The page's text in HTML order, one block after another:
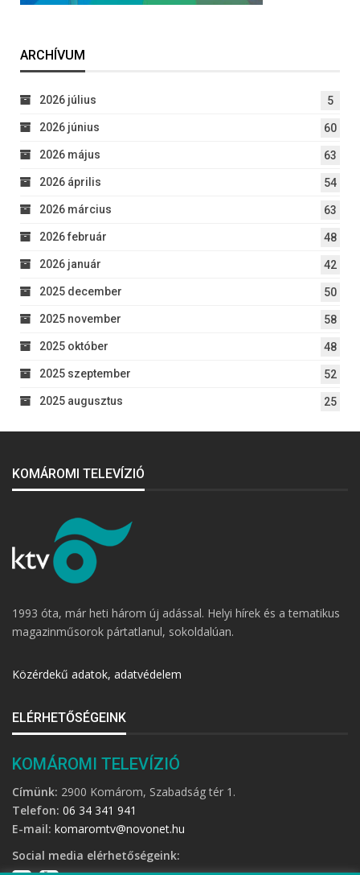
ARCHÍVUM
2026 július 5
2026 június 60
2026 május 63
2026 április 54
2026 március 63
2026 február 48
2026 január 42
2025 december 50
2025 november 58
2025 október 48
2025 szeptember 52
2025 augusztus 25
KOMÁROMI TELEVÍZIÓ
1993 óta, már heti három új adással. Helyi hírek és a tematikus
magazinműsorok pártatlanul, sokoldalúan.
Közérdekű adatok, adatvédelem
ELÉRHETŐSÉGEINK
KOMÁROMI TELEVÍZIÓ
Címünk: 2900 Komárom, Szabadság tér 1.
Telefon: 06 34 341 941
E-mail: komaromtv@novonet.hu
Social media elérhetőségeink: